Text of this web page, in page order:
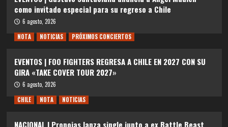
como invitado especial para su regreso a Chile
6 agosto, 2026
NOTA
NOTICIAS PRÓXIMOS CONCIERTOS
EVENTOS | FOO FIGHTERS REGRESA A CHILE EN 2027 CON SU
GIRA «TAKE COVER TOUR 2027»
6 agosto, 2026
CHILE
NOTA NOTICIAS
NACIONAL | Pronoias lanza single junto a ex Battle Beast